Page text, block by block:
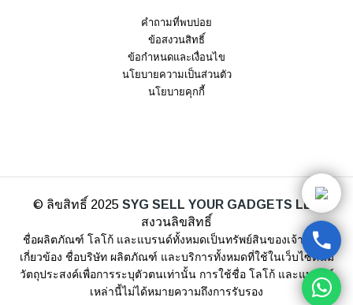
คำถามที่พบบ่อย
ข้อสงวนสิทธิ์
ข้อกำหนดและเงื่อนไข
นโยบายความเป็นส่วนตัว
นโยบายคุกกี้
© ลิขสิทธิ์ 2025 SYG SELL YOUR GADGETS LLP
สงวนลิขสิทธิ์
ชื่อผลิตภัณฑ์ โลโก้ และแบรนด์ทั้งหมดเป็นทรัพย์สินของเจ้าของที่
เกี่ยวข้อง ชื่อบริษัท ผลิตภัณฑ์ และบริการทั้งหมดที่ใช้ในเว็บไซต์นี้มี
วัตถุประสงค์เพื่อการระบุตัวตนเท่านั้น การใช้ชื่อ โลโก้ และแบรนด์
เหล่านี้ไม่ได้หมายความถึงการรับรอง